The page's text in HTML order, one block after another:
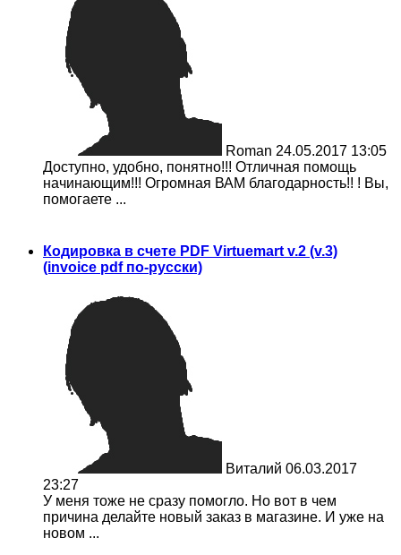
Roman 24.05.2017 13:05
Доступно, удобно, понятно!!! Отличная помощь
начинающим!!! Огромная ВАМ благодарность!! ! Вы,
помогаете ...
Кодировка в счете PDF Virtuemart v.2 (v.3)
(invoice pdf по-русски)
Виталий 06.03.2017
23:27
У меня тоже не сразу помогло. Но вот в чем
причина делайте новый заказ в магазине. И уже на
новом ...